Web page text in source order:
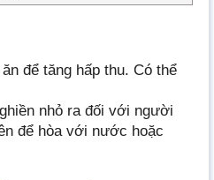
để tăng hấp thu. Có thể
nhỏ ra đối với người
để hòa với nước hoặc